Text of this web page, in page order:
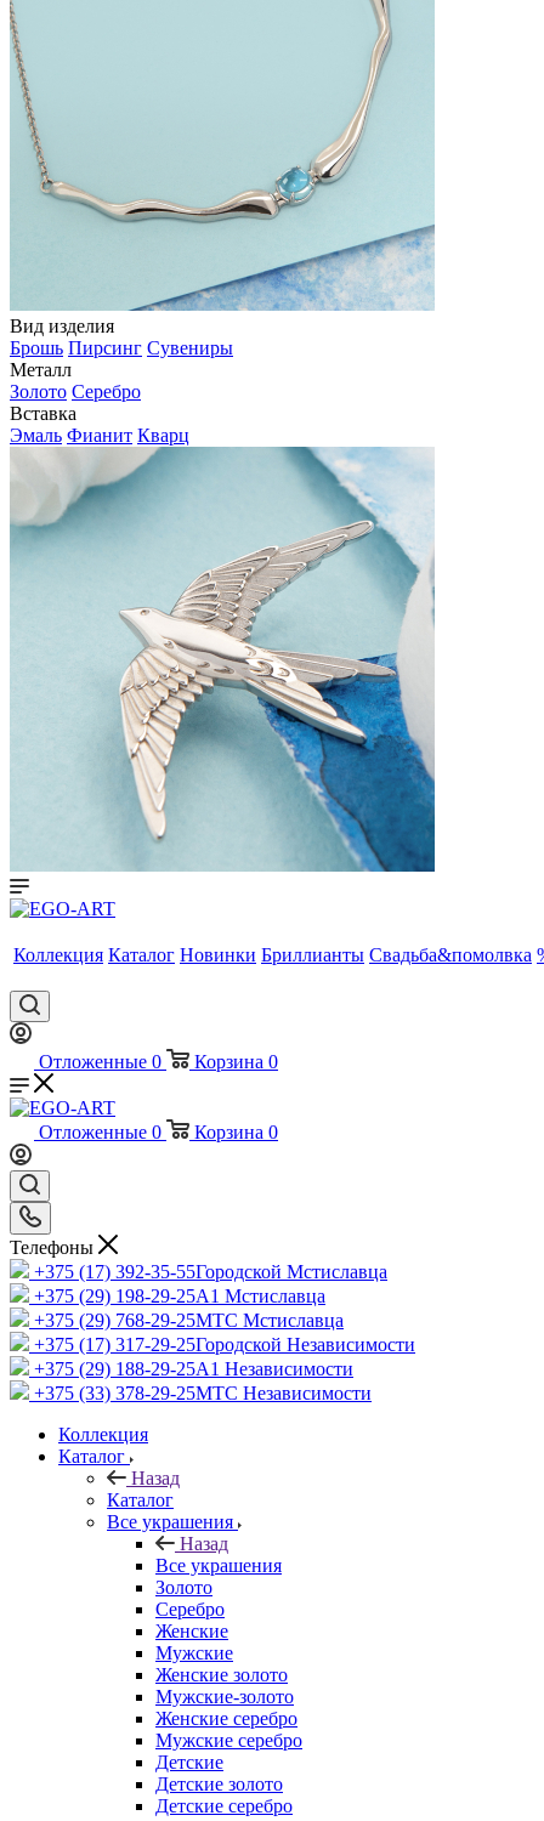
Вид изделия
Брошь Пирсинг Сувениры
Металл
Золото Серебро
Вставка
Эмаль Фианит Кварц
Коллекция Каталог Новинки Бриллианты Свадьба&помолвка
Отложенные 0 Корзина 0
Отложенные 0 Корзина 0
Телефоны
+375 (17) 392-35-55Городской Мстиславца
+375 (29) 198-29-25A1 Мстиславца
+375 (29) 768-29-25МТС Мстиславца
+375 (17) 317-29-25Городской Независимости
+375 (29) 188-29-25A1 Независимости
+375 (33) 378-29-25МТС Независимости
Коллекция
Каталог
Назад
Каталог
Все украшения
Назад
Все украшения
Золото
Серебро
Женские
Мужские
Женские золото
Мужские-золото
Женские серебро
Мужские серебро
Детские
Детские золото
Детские серебро